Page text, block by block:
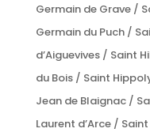
Germain de Grave /
Germain du Puch /
d’Aiguevives / Saint
du Bois / Saint
Jean de Blaignac /
Laurent d’Arce /